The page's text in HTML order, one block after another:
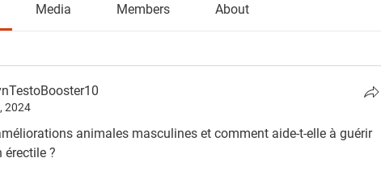
Media Members About
2024
animales masculines et comment aide-t-elle à guérir
?